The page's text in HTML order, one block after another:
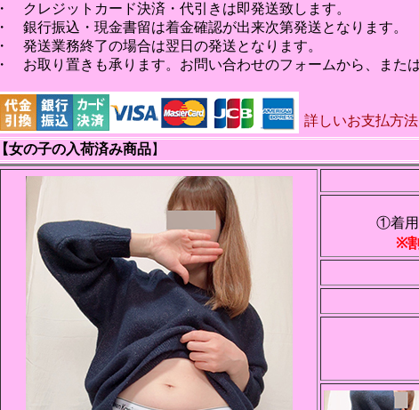
・ クレジットカード決済・代引きは即発送致します。
・ 銀行振込・現金書留は着金確認が出来次第発送となります。
・ 発送業務終了の場合は翌日の発送となります。
・ お取り置きも承ります。お問い合わせのフォームから、または
詳しいお支払方
【女の子の入荷済み商品】
①着用
※